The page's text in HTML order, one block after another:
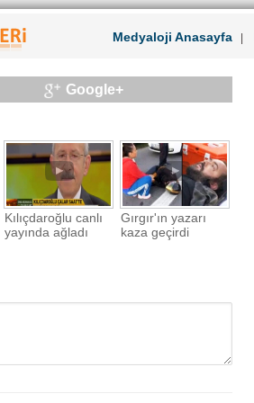
Medyaloji Anasayfa|
Google+
Kılıçdaroğlu canlı
yayında ağladı
Gırgır'ın yazarı
kaza geçirdi